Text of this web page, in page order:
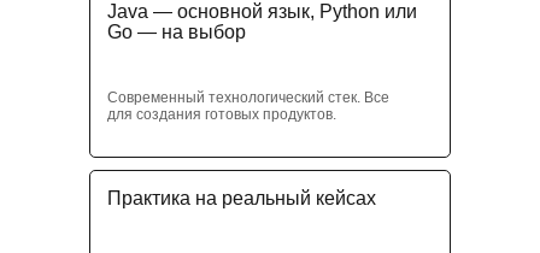
Практика на реальный кейсах
Java — основной язык, Python или
Go — на выбор
Современный технологический стек. Все
для создания готовых продуктов.